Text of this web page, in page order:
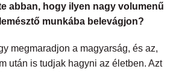
abban, hogy ilyen nagy volumenű
munkába belevágjon?
megmaradjon a magyarság, és az,
után is tudjak hagyni az életben. Azt